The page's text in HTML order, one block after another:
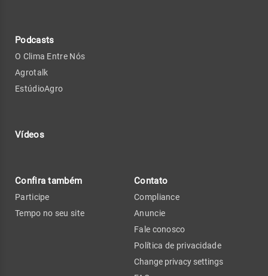
Podcasts
O Clima Entre Nós
Agrotalk
EstúdioAgro
Vídeos
Confira também
Participe
Tempo no seu site
Contato
Compliance
Anuncie
Fale conosco
Política de privacidade
Change privacy settings